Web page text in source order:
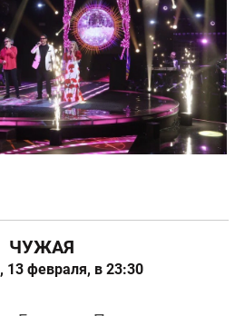
ЧУЖАЯ
13 февраля, в 23:30